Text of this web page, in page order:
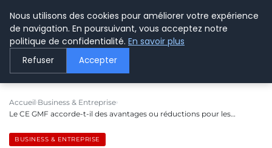
LE WEBMARKETING
Accueil Business & Entreprise
Le CE GMF accorde-t-il des avantages ou réductions pour les…
BUSINESS & ENTREPRISE
Nous utilisons des cookies pour améliorer votre expérience
de navigation. En poursuivant, vous acceptez notre
politique de confidentialité. En savoir plus
Refuser Accepter